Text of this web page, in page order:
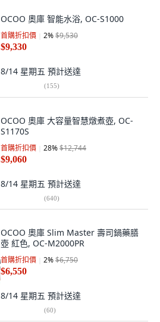
OCOO 奧庫 智能水浴, OC-S1000
首購折扣價 2%$9,530
$9,330
8/14 星期五 預計送達
(155)
OCOO 奧庫 大容量智慧燉煮壺, OC-
S1170S
首購折扣價 28%$12,744
$9,060
8/14 星期五 預計送達
(640)
OCOO 奧庫 Slim Master 壽司鍋藥膳
壺 紅色, OC-M2000PR
首購折扣價 2%$6,750
$6,550
8/14 星期五 預計送達
(60)